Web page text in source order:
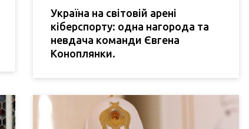
Україна на світовій арені
кіберспорту: одна нагорода та
невдача команди Євгена
Коноплянки.